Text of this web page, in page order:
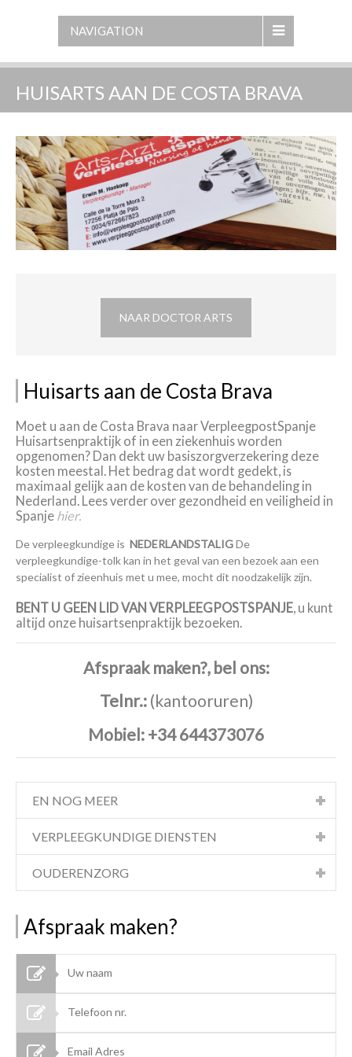
NAVIGATION
HUISARTS AAN DE COSTA BRAVA
NAAR DOCTOR ARTS
Huisarts aan de Costa Brava
Moet u aan de Costa Brava naar VerpleegpostSpanje
Huisartsenpraktijk of in een ziekenhuis worden
opgenomen? Dan dekt uw basiszorgverzekering deze
kosten meestal. Het bedrag dat wordt gedekt, is
maximaal gelijk aan de kosten van de behandeling in
Nederland. Lees verder over gezondheid en veiligheid in
Spanje hier.
De verpleegkundige is NEDERLANDSTALIGDe
verpleegkundige-tolk kan in het geval van een bezoek aan een
specialist of zieenhuis met u mee, mocht dit noodzakelijk zijn.
BENT U GEEN LID VAN VERPLEEGPOSTSPANJE, u kunt
altijd onze huisartsenpraktijk bezoeken.
Afspraak maken?, bel ons:
Telnr.: (kantooruren)
Mobiel: +34 644373076
EN NOG MEER
VERPLEEGKUNDIGE DIENSTEN
OUDERENZORG
Afspraak maken?